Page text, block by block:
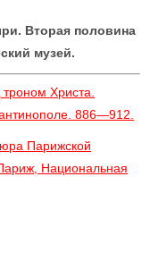
Вторая половина
музей.
Христа.
886—912.
Парижской
Национальная